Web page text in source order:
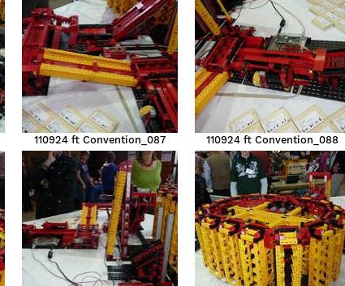
110924 ft Convention_087 110924 ft Convention_088